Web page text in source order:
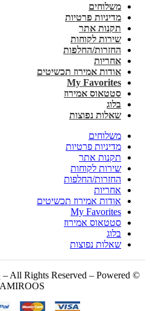
משלוחים
מדיניות פרטיות
תקנות אתר
שירות לקוחות
החזרות/החלפות
אחריות
אודות אמירוז תכשיטים
My Favorites
סטטאוס אמירוז
בלוג
שאלות נפוצות
משלוחים
מדיניות פרטיות
תקנות אתר
שירות לקוחות
החזרות/החלפות
אחריות
אודות אמירוז תכשיטים
My Favorites
סטטאוס אמירוז
בלוג
שאלות נפוצות
© Copyright 2024
– All Rights Reserved – Powered